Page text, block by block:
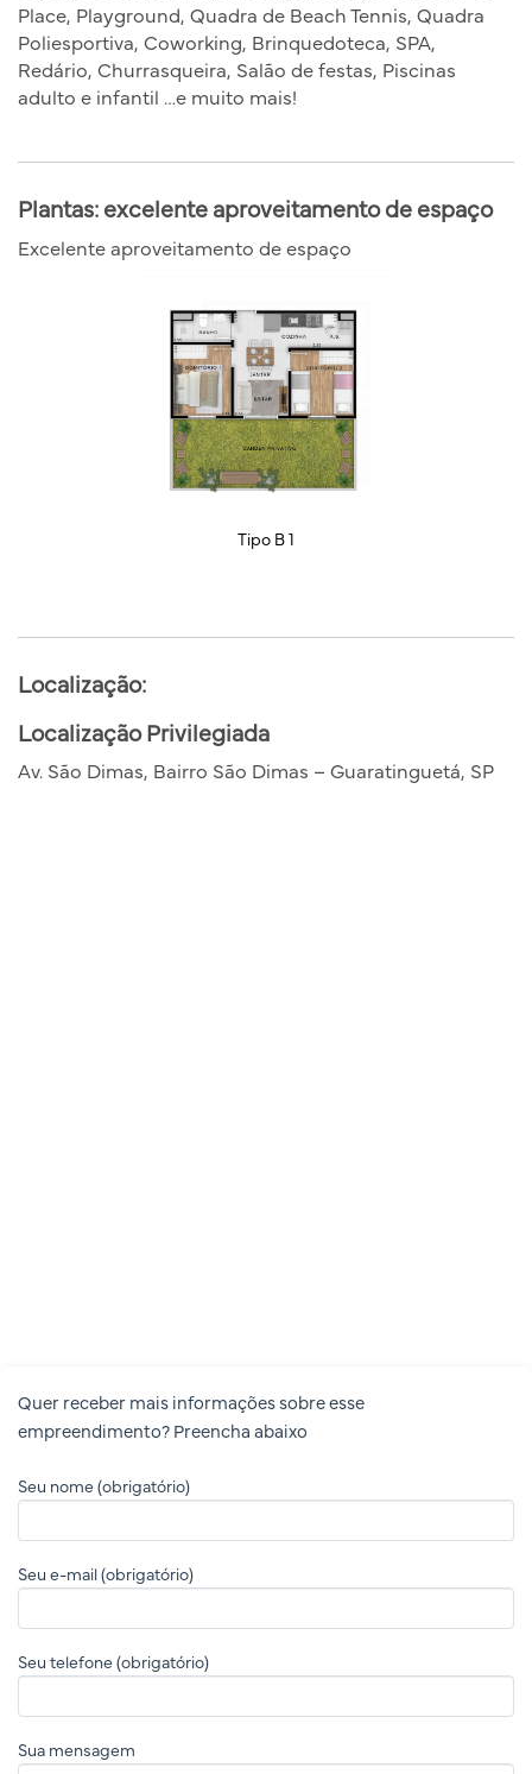
Place, Playground, Quadra de Beach Tennis, Quadra
Poliesportiva, Coworking, Brinquedoteca, SPA,
Redário, Churrasqueira, Salão de festas, Piscinas
adulto e infantil …e muito mais!
Plantas: excelente aproveitamento de espaço
Excelente aproveitamento de espaço
Tipo B 1
Localização:
Localização Privilegiada
Av. São Dimas, Bairro São Dimas – Guaratinguetá, SP
Quer receber mais informações sobre esse
empreendimento? Preencha abaixo
Seu nome (obrigatório)
Seu e-mail (obrigatório)
Seu telefone (obrigatório)
Sua mensagem